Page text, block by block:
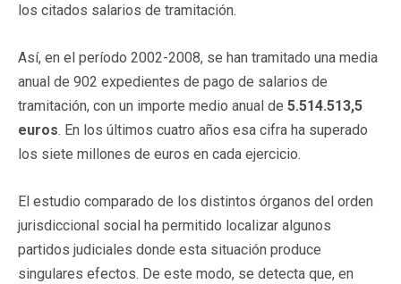
los citados salarios de tramitación.
Así, en el período 2002-2008, se han tramitado una media
anual de 902 expedientes de pago de salarios de
tramitación, con un importe medio anual de 5.514.513,5
euros. En los últimos cuatro años esa cifra ha superado
los siete millones de euros en cada ejercicio.
El estudio comparado de los distintos órganos del orden
jurisdiccional social ha permitido localizar algunos
partidos judiciales donde esta situación produce
singulares efectos. De este modo, se detecta que, en